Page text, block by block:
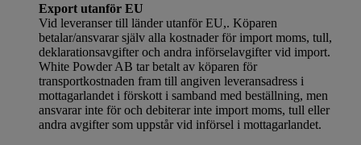
Export utanför EU
Vid leveranser till länder utanför EU,. Köparen
betalar/ansvarar själv alla kostnader för import moms, tull,
deklarationsavgifter och andra införselavgifter vid import.
White Powder AB tar betalt av köparen för
transportkostnaden fram till angiven leveransadress i
mottagarlandet i förskott i samband med beställning, men
ansvarar inte för och debiterar inte import moms, tull eller
andra avgifter som uppstår vid införsel i mottagarlandet.